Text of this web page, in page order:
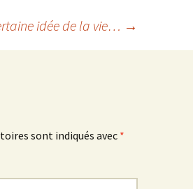
idée de la vie… →
sont indiqués avec *